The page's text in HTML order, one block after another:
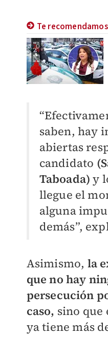
Te
saben, hay
abiertas
candidato
Taboada)y
llegue el
alguna
demás”,
Asimismo, la
que no hay
persecución
caso, sino que
ya tiene más